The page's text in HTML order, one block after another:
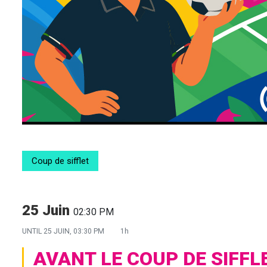
Coup de sifflet
25 Juin 02:30 PM
UNTIL 25 JUIN, 03:30 PM 1h
AVANT LE COUP DE